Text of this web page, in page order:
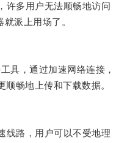
多用户无法顺畅地访问
派上用场了。
，通过加速网络连接，
畅地上传和下载数据。
路，用户可以不受地理